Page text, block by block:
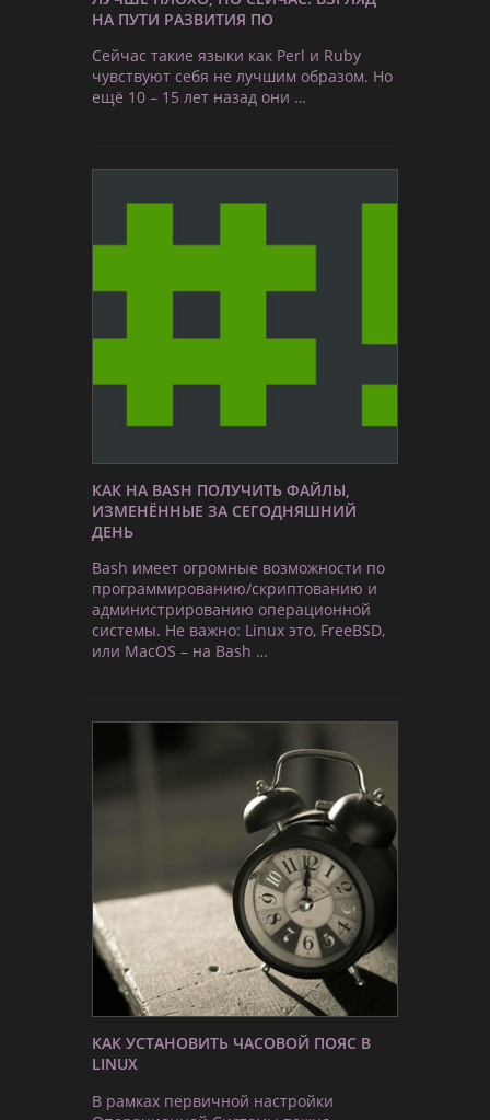
НА ПУТИ РАЗВИТИЯ ПО
Сейчас такие языки как Perl и Ruby
чувствуют себя не лучшим образом. Но
ещё 10 – 15 лет назад они …
КАК НА BASH ПОЛУЧИТЬ ФАЙЛЫ,
ИЗМЕНЁННЫЕ ЗА СЕГОДНЯШНИЙ
ДЕНЬ
Bash имеет огромные возможности по
программированию/скриптованию и
администрированию операционной
системы. Не важно: Linux это, FreeBSD,
или MacOS – на Bash …
КАК УСТАНОВИТЬ ЧАСОВОЙ ПОЯС В
LINUX
В рамках первичной настройки